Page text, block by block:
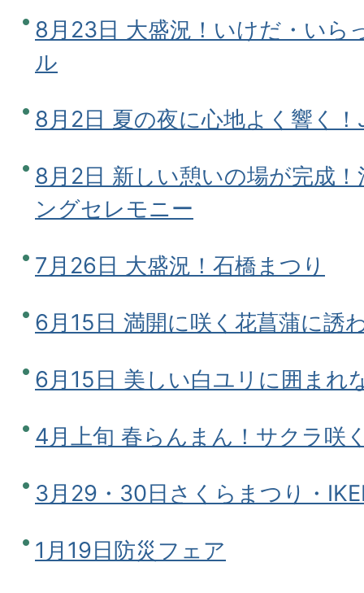
8月23日 大盛況！いけだ・いら
ル
8月2日 夏の夜に心地よく響く
8月2日 新しい憩いの場が完成
ングセレモニー
7月26日 大盛況！石橋まつり
6月15日 満開に咲く花菖蒲に誘
6月15日 美しい白ユリに囲まれ
4月上旬 春らんまん！サクラ咲
3月29・30日さくらまつり・
1月19日防災フェア